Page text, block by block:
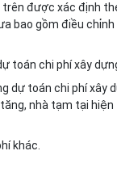
trên được xác định
bao gồm điều
toán chi phí xây
dự toán chi phí xây
nhà tạm tại
khác.